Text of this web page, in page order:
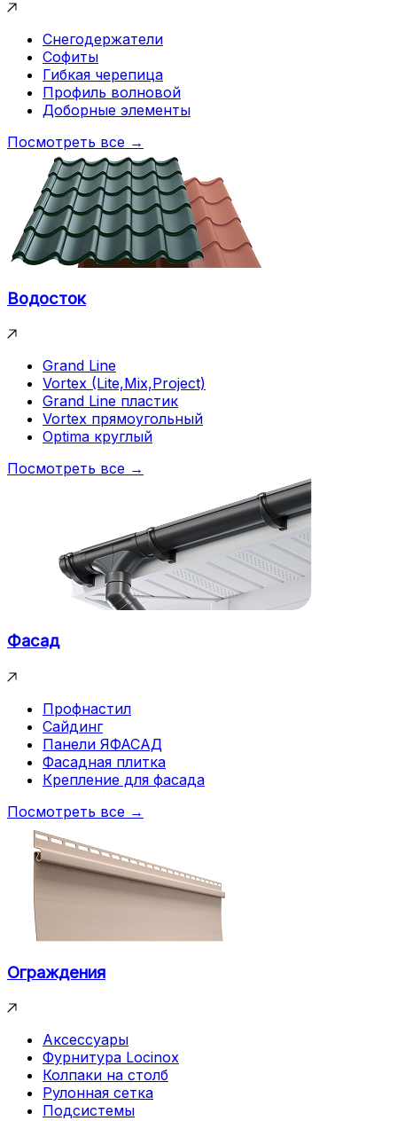
Снегодержатели
Софиты
Гибкая черепица
Профиль волновой
Доборные элементы
Посмотреть все →
Водосток
Grand Line
Vortex (Lite,Mix,Project)
Grand Line пластик
Vortex прямоугольный
Optima круглый
Посмотреть все →
Фасад
Профнастил
Сайдинг
Панели ЯФАСАД
Фасадная плитка
Крепление для фасада
Посмотреть все →
Ограждения
Аксессуары
Фурнитура Locinox
Колпаки на столб
Рулонная сетка
Подсистемы